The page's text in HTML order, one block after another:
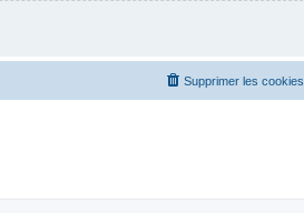
Supprimer les cookies